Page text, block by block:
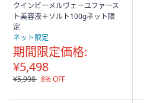
クインビーメルヴェーユファース
ト美容液＋ソルト100gネット限
定
ネット限定
期間限定価格:
¥5,498
¥5,998 8% OFF